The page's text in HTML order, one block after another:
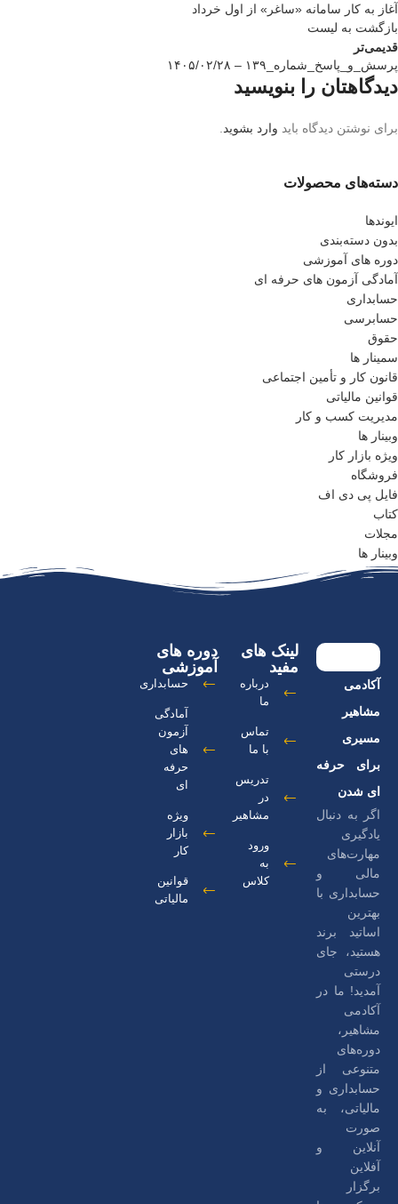
آغاز به کار سامانه «ساغر» از اول خرداد
بازگشت به لیست
قدیمی‌تر
پرسش_و_پاسخ_شماره_۱۳۹ – ۱۴۰۵/۰۲/۲۸
دیدگاهتان را بنویسید
برای نوشتن دیدگاه باید وارد بشوید.
دسته‌های محصولات
ایوندها
بدون دسته‌بندی
دوره های آموزشی
آمادگی آزمون های حرفه ای
حسابداری
حسابرسی
حقوق
سمینار ها
قانون کار و تأمین اجتماعی
قوانین مالیاتی
مدیریت کسب و کار
وبینار ها
ویژه بازار کار
فروشگاه
فایل پی دی اف
کتاب
مجلات
وبینار ها
آکادمی
مشاهیر
مسیری
برای حرفه
ای شدن
اگر به دنبال
یادگیری
مهارت‌های
مالی و
حسابداری با
بهترین
اساتید برند
هستید، جای
درستی
آمدید! ما در
آکادمی
مشاهیر،
دوره‌های
متنوعی از
حسابداری و
مالیاتی، به
صورت
آنلاین و
آفلاین
برگزار
لینک های
مفید
درباره
ما
تماس
با ما
تدریس
در
مشاهیر
ورود
به
کلاس
دوره های
آموزشی
حسابداری
آمادگی
آزمون
های
حرفه
ای
ویژه
بازار
کار
قوانین
مالیاتی